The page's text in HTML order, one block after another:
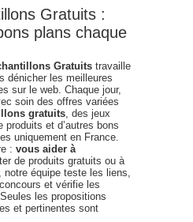
Gratuits :
plans chaque
Gratuits travaille
dénicher les meilleures
sur le web. Chaque jour,
soin des offres variées
gratuits , des jeux
et d’autres bons
uniquement en France.
: vous aider à
de produits gratuits ou à
équipe teste les liens,
et vérifie les
les propositions
et pertinentes sont